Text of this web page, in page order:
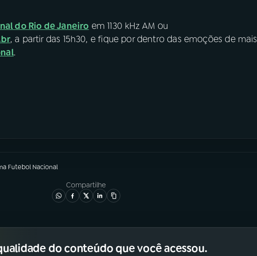
do Rio de Janeiro em 1130 kHz AM ou
, a partir das 15h30, e fique por dentro das emoções de mais
.
Futebol Nacional
Compartilhe
do conteúdo que você acessou.